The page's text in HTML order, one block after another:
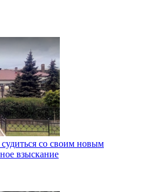
со своим новым
взыскание